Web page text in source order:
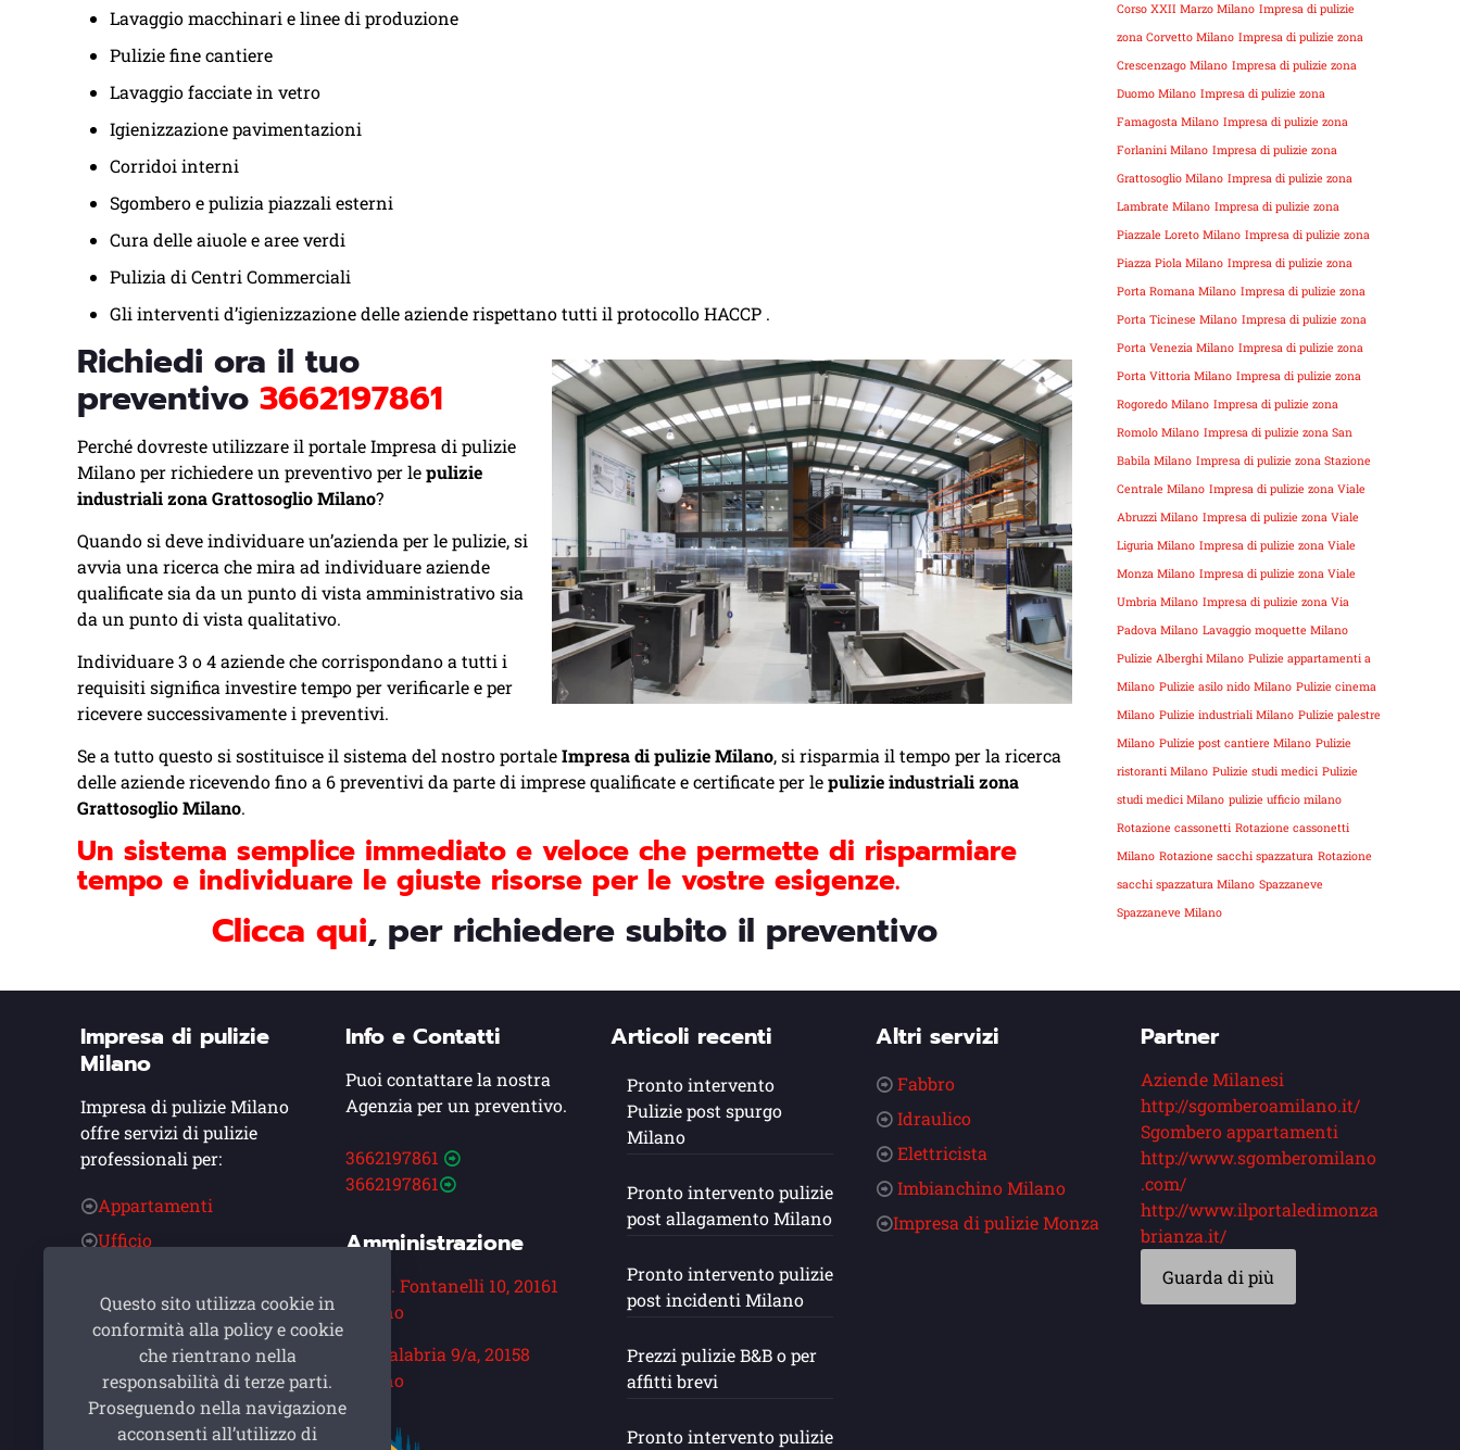
Lavaggio macchinari e linee di produzione
Pulizie fine cantiere
Lavaggio facciate in vetro
Igienizzazione pavimentazioni
Corridoi interni
Sgombero e pulizia piazzali esterni
Cura delle aiuole e aree verdi
Pulizia di Centri Commerciali
Gli interventi d’igienizzazione delle aziende rispettano tutti il protocollo HACCP .
Richiedi ora il tuo
preventivo3662197861
Perché dovreste utilizzare il portale Impresa di pulizie
Milano per richiedere un preventivo per lepulizie
industriali zona Grattosoglio Milano?
Quando si deve individuare un’azienda per le pulizie, si
avvia una ricerca che mira ad individuare aziende
qualificate sia da un punto di vista amministrativo sia
da un punto di vista qualitativo.
Individuare 3 o 4 aziende che corrispondano a tutti i
requisiti significa investire tempo per verificarle e per
ricevere successivamente i preventivi.
Se a tutto questo si sostituisce il sistema del nostro portaleImpresa di pulizie Milano, si risparmia il tempo per la ricerca
delle aziende ricevendo fino a 6 preventivi da parte di imprese qualificate e certificate per lepulizie industriali zona
Grattosoglio Milano.
Un sistema semplice immediato e veloce che permette di risparmiare
tempo e individuare le giuste risorse per le vostre esigenze.
Clicca qui, per richiedere subito il preventivo
Corso XXII Marzo Milano Impresa di pulizie
zona Corvetto Milano Impresa di pulizie zona
Crescenzago Milano Impresa di pulizie zona
Duomo Milano Impresa di pulizie zona
Famagosta Milano Impresa di pulizie zona
Forlanini Milano Impresa di pulizie zona
Grattosoglio Milano Impresa di pulizie zona
Lambrate Milano Impresa di pulizie zona
Piazzale Loreto Milano Impresa di pulizie zona
Piazza Piola Milano Impresa di pulizie zona
Porta Romana Milano Impresa di pulizie zona
Porta Ticinese Milano Impresa di pulizie zona
Porta Venezia Milano Impresa di pulizie zona
Porta Vittoria Milano Impresa di pulizie zona
Rogoredo Milano Impresa di pulizie zona
Romolo Milano Impresa di pulizie zona San
Babila Milano Impresa di pulizie zona Stazione
Centrale Milano Impresa di pulizie zona Viale
Abruzzi Milano Impresa di pulizie zona Viale
Liguria Milano Impresa di pulizie zona Viale
Monza Milano Impresa di pulizie zona Viale
Umbria Milano Impresa di pulizie zona Via
Padova Milano Lavaggio moquette Milano
Pulizie Alberghi Milano Pulizie appartamenti a
Milano Pulizie asilo nido Milano Pulizie cinema
Milano Pulizie industriali Milano Pulizie palestre
Milano Pulizie post cantiere Milano Pulizie
ristoranti Milano Pulizie studi medici Pulizie
studi medici Milano pulizie ufficio milano
Rotazione cassonetti Rotazione cassonetti
Milano Rotazione sacchi spazzatura Rotazione
sacchi spazzatura Milano Spazzaneve
Spazzaneve Milano
Impresa di pulizie
Milano
Impresa di pulizie Milano
offre servizi di pulizie
professionali per:
Appartamenti
Ufficio
Alberghi
Post Cantiere
Asilo Nido
Ristoranti
Info e Contatti
Puoi contattare la nostra
Agenzia per un preventivo.
3662197861
3662197861
Amministrazione
Via A. Fontanelli 10, 20161
Milano
Via Calabria 9/a, 20158
Milano
Articoli recenti
Pronto intervento
Pulizie post spurgo
Milano
Pronto intervento pulizie
post allagamento Milano
Pronto intervento pulizie
post incidenti Milano
Prezzi pulizie B&B o per
affitti brevi
Pronto intervento pulizie
Altri servizi
Fabbro
Idraulico
Elettricista
Imbianchino Milano
Impresa di pulizie Monza
Partner
Aziende Milanesi
http://sgomberoamilano.it/
Sgombero appartamenti
http://www.sgomberomilano
.com/
http://www.ilportaledimonza
brianza.it/
Guarda di più
Questo sito utilizza cookie in
conformità alla policy e cookie
che rientrano nella
responsabilità di terze parti.
Proseguendo nella navigazione
acconsenti all’utilizzo di